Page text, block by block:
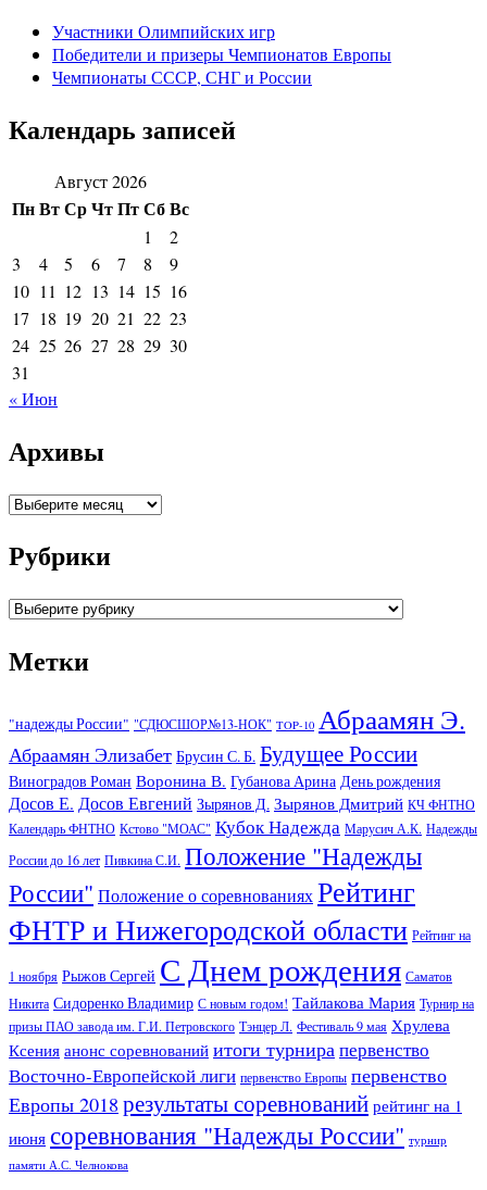
Участники Олимпийских игр
Победители и призеры Чемпионатов Европы
Чемпионаты СССР, СНГ и Росcии
Календарь записей
Август 2026
ПнВтСрЧтПтСбВс
1
2
3
4 5 6 7 8
9
10 11 12 13 14 15 16
17 18 19 20 21 22 23
24 25 26 27 28 29 30
31
« Июн
Архивы
Архивы
Рубрики
Рубрики
Метки
"надежды России" "СДЮСШОР№13-НОК" TOP-10 Абраамян Э.
Абраамян Элизабет Брусин С. Б. Будущее России
Виноградов Роман Воронина В. Губанова Арина День рождения
Досов Е. Досов Евгений Зырянов Д. Зырянов Дмитрий КЧ ФНТНО
Календарь ФНТНО Кстово "МОАС" Кубок Надежда Марусич А.К. Надежды
России до 16 лет Пивкина С.И. Положение "Надежды
России" Положение о соревнованияхРейтинг
ФНТР и Нижегородской области Рейтинг на
1 ноября Рыжов Сергей С Днем рождения Саматов
Никита Сидоренко Владимир С новым годом! Тайлакова Мария Турнир на
призы ПАО завода им. Г.И. Петровского Тэнцер Л. Фестиваль 9 мая Хрулева
Ксения анонс соревнований итоги турнирапервенство
Восточно-Европейской лиги первенство Европы первенство
Европы 2018 результаты соревнований рейтинг на 1
июня соревнования "Надежды России" турнир
памяти А.С. Челнокова